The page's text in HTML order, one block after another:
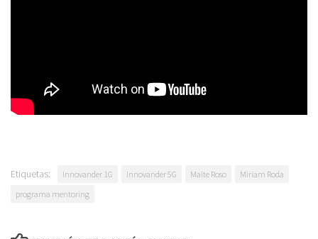
Etiquetas: innovander 1G innovander 5G Maite Roso
Miriam Roda
programa mentoring